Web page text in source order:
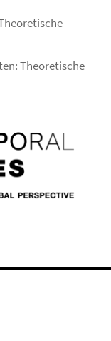
Theoretische